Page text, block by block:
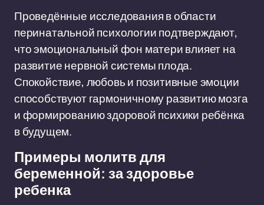
Проведённые исследования в области
перинатальной психологии подтверждают,
что эмоциональный фон матери влияет на
развитие нервной системы плода.
Спокойствие, любовь и позитивные эмоции
способствуют гармоничному развитию мозга
и формированию здоровой психики ребёнка
в будущем.
Примеры молитв для
беременной: за здоровье
ребенка